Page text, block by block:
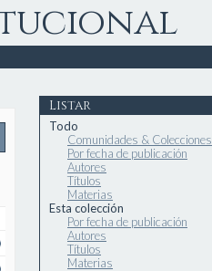
Listar
Todo
Comunidades & Colecciones
Por fecha de publicación
Autores
Títulos
Materias
Esta colección
Por fecha de publicación
Autores
Títulos
Materias